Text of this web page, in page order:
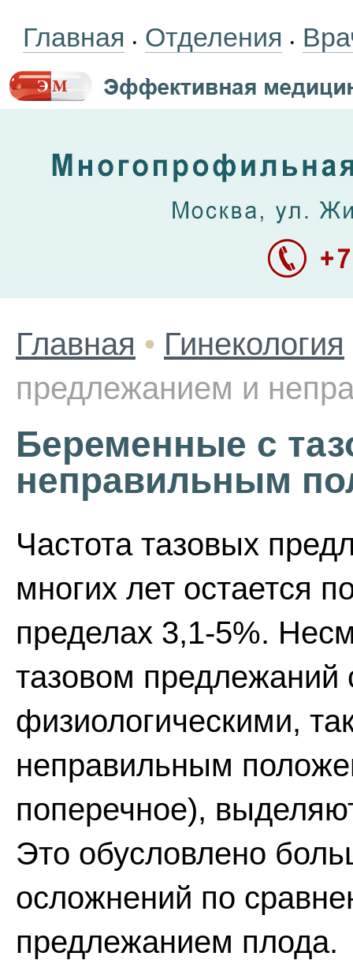
Главная • Отделения •
Главная • Гинекология
предлежанием и
Беременные с
неправильным
Частота тазовых
многих лет остается
пределах 3,1-5%.
тазовом предлежаний
физиологическими,
неправильным
поперечное),
Это обусловлено
осложнений по
предлежанием плода.